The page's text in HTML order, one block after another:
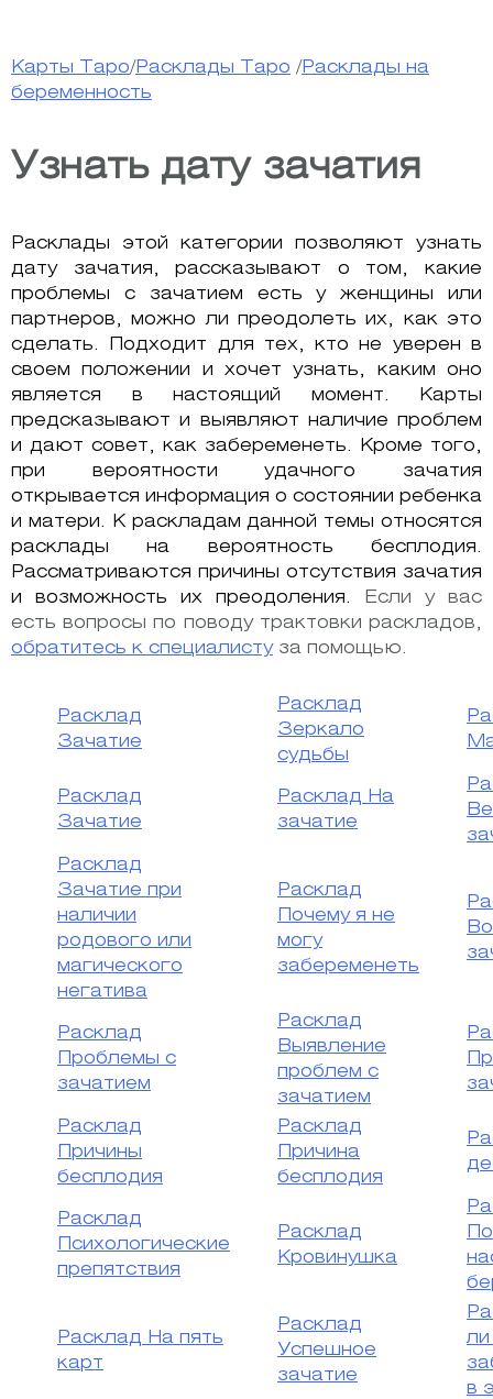
Карты Таро/ Расклады Таро / Расклады на
беременность
Узнать дату зачатия
Расклады этой категории позволяют узнать
дату зачатия, рассказывают о том, какие
проблемы с зачатием есть у женщины или
партнеров, можно ли преодолеть их, как это
сделать. Подходит для тех, кто не уверен в
своем положении и хочет узнать, каким оно
является в настоящий момент. Карты
предсказывают и выявляют наличие проблем
и дают совет, как забеременеть. Кроме того,
при вероятности удачного зачатия
открывается информация о состоянии ребенка
и матери. К раскладам данной темы относятся
расклады на вероятность бесплодия.
Рассматриваются причины отсутствия зачатия
и возможность их преодоления.
Если у вас
есть вопросы по поводу трактовки раскладов,
обратитесь к специалистуза помощью.
Расклад
Зачатие
Расклад
Зеркало
судьбы
Расклад
Зачатие
Расклад На
зачатие
Расклад
Зачатие при
наличии
родового или
магического
негатива
Расклад
Почему я не
могу
забеременеть
Расклад
Проблемы с
зачатием
Расклад
Выявление
проблем с
зачатием
Расклад
Причины
бесплодия
Расклад
Причина
бесплодия
Расклад
Психологические
препятствия
Расклад
Кровинушка
Расклад На пять
карт
Расклад
Успешное
зачатие
ли
в